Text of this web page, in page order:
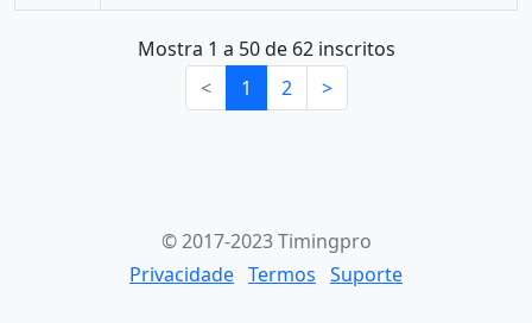
Mostra 1 a 50 de 62 inscritos
<
1 2 >
© 2017-2023 Timingpro
Privacidade Termos Suporte